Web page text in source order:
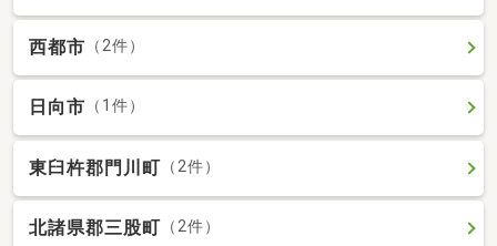
西都市 （2件）
日向市 （1件）
東臼杵郡門川町 （2件）
北諸県郡三股町 （2件）